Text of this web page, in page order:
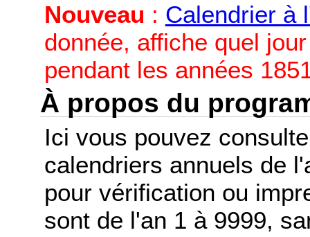
Nouveau : Calendrier à
donnée, affiche quel
pendant les années
À propos du
Ici vous pouvez
calendriers annuels de
pour vérification ou
sont de l'an 1 à 9999,